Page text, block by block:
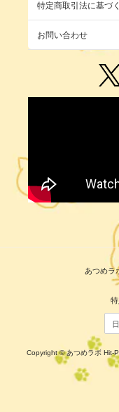
特定商取引法に基づ
お問い合わせ
あつめラ
Copyright © あつめラボ